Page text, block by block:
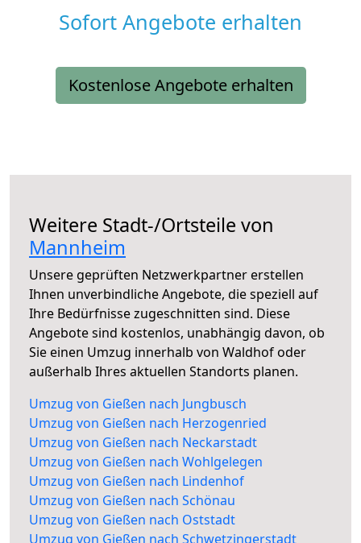
Sofort Angebote erhalten
Kostenlose Angebote erhalten
Weitere Stadt-/Ortsteile von
Mannheim
Unsere geprüften Netzwerkpartner erstellen
Ihnen unverbindliche Angebote, die speziell auf
Ihre Bedürfnisse zugeschnitten sind. Diese
Angebote sind kostenlos, unabhängig davon, ob
Sie einen Umzug innerhalb von Waldhof oder
außerhalb Ihres aktuellen Standorts planen.
Umzug von Gießen nach Jungbusch
Umzug von Gießen nach Herzogenried
Umzug von Gießen nach Neckarstadt
Umzug von Gießen nach Wohlgelegen
Umzug von Gießen nach Lindenhof
Umzug von Gießen nach Schönau
Umzug von Gießen nach Oststadt
Umzug von Gießen nach Schwetzingerstadt